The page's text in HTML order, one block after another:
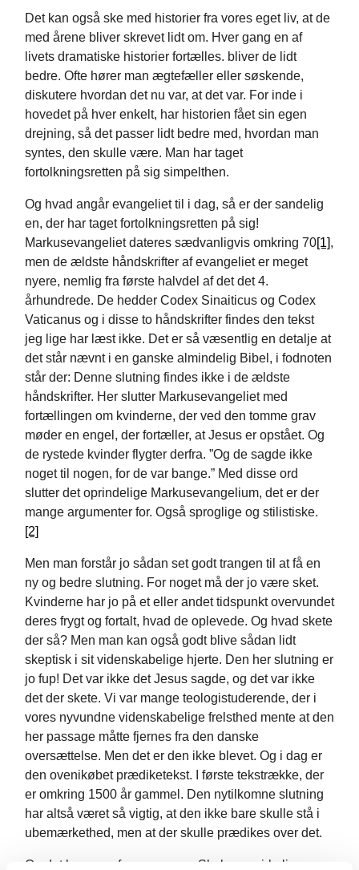
Det kan også ske med historier fra vores eget liv, at de
med årene bliver skrevet lidt om. Hver gang en af
livets dramatiske historier fortælles. bliver de lidt
bedre. Ofte hører man ægtefæller eller søskende,
diskutere hvordan det nu var, at det var. For inde i
hovedet på hver enkelt, har historien fået sin egen
drejning, så det passer lidt bedre med, hvordan man
syntes, den skulle være. Man har taget
fortolkningsretten på sig simpelthen.
Og hvad angår evangeliet til i dag, så er der sandelig
en, der har taget fortolkningsretten på sig!
Markusevangeliet dateres sædvanligvis omkring 70[1],
men de ældste håndskrifter af evangeliet er meget
nyere, nemlig fra første halvdel af det det 4.
århundrede. De hedder Codex Sinaiticus og Codex
Vaticanus og i disse to håndskrifter findes den tekst
jeg lige har læst ikke. Det er så væsentlig en detalje at
det står nævnt i en ganske almindelig Bibel, i fodnoten
står der: Denne slutning findes ikke i de ældste
håndskrifter. Her slutter Markusevangeliet med
fortællingen om kvinderne, der ved den tomme grav
møder en engel, der fortæller, at Jesus er opstået. Og
de rystede kvinder flygter derfra. ”Og de sagde ikke
noget til nogen, for de var bange.” Med disse ord
slutter det oprindelige Markusevangelium, det er der
mange argumenter for. Også sproglige og stilistiske.
[2]
Men man forstår jo sådan set godt trangen til at få en
ny og bedre slutning. For noget må der jo være sket.
Kvinderne har jo på et eller andet tidspunkt overvundet
deres frygt og fortalt, hvad de oplevede. Og hvad skete
der så? Men man kan også godt blive sådan lidt
skeptisk i sit videnskabelige hjerte. Den her slutning er
jo fup! Det var ikke det Jesus sagde, og det var ikke
det der skete. Vi var mange teologistuderende, der i
vores nyvundne videnskabelige frelsthed mente at den
her passage måtte fjernes fra den danske
oversættelse. Men det er den ikke blevet. Og i dag er
den ovenikøbet prædiketekst. I første tekstrække, der
er omkring 1500 år gammel. Den nytilkomne slutning
har altså været så vigtig, at den ikke bare skulle stå i
ubemærkethed, men at der skulle prædikes over det.
Og det kan man forarges over. Skal man virkelig